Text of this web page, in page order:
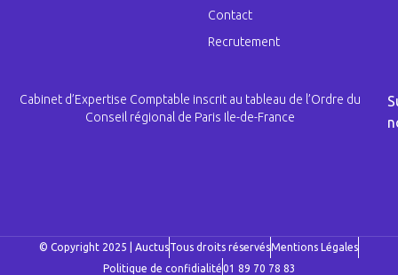
Contact
Recrutement
Cabinet d’Expertise Comptable inscrit au tableau de l’Ordre du
Conseil régional de Paris Ile-de-France
© Copyright 2025 | AuctusTous droits réservésMentions Légales
Politique de confidialité01 89 70 78 83